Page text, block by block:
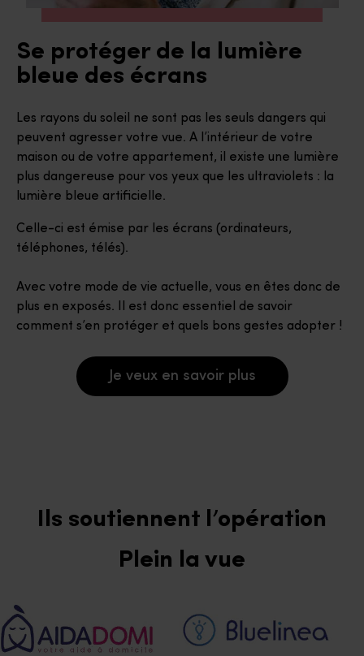
Se protéger de la lumière
bleue des écrans
Les rayons du soleil ne sont pas les seuls dangers qui
peuvent agresser votre vue. A l’intérieur de votre
maison ou de votre appartement, il existe une lumière
plus dangereuse pour vos yeux que les ultraviolets : la
lumière bleue artificielle.
Celle-ci est émise par les écrans (ordinateurs,
téléphones, télés).
Avec votre mode de vie actuelle, vous en êtes donc de
plus en exposés. Il est donc essentiel de savoir
comment s’en protéger et quels bons gestes adopter !
Je veux en savoir plus
Ils soutiennent l’opération
Plein la vue